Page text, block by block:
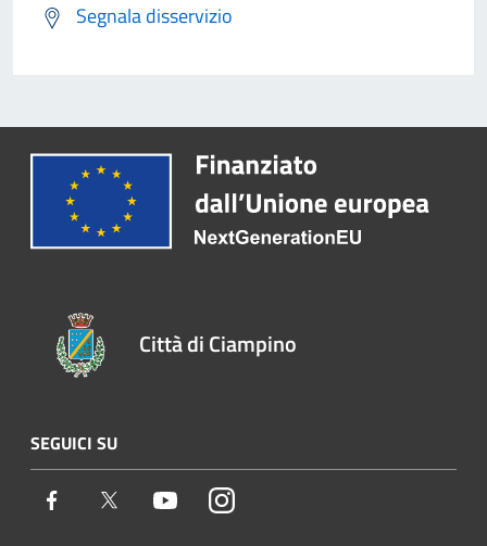
Segnala disservizio
Città di Ciampino
SEGUICI SU
Facebook Twitter YoutubeInstagram